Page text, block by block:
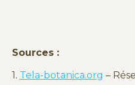
Sources :
1. Tela-botanica.org –